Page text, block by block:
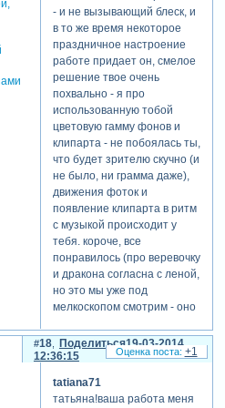
- и не вызывающий блеск, и
в то же время некоторое
праздничное настроение
работе придает он, смелое
решение твое очень
похвально - я про
использованную тобой
цветовую гамму фонов и
клипарта - не побоялась ты,
что будет зрителю скучно (и
не было, ни грамма даже),
движения фоток и
появление клипарта в ритм
с музыкой происходит у
тебя. короче, все
понравилось (про веревочку
и дракона согласна с леной,
но это мы уже под
мелкоскопом смотрим - оно
так, бурчим себе под нос
чутка, но охи-ахи
что все здорово,
Поделиться
18
19-03-2014
12:36:15
tatiana71
татьяна!ваша работа меня
+1